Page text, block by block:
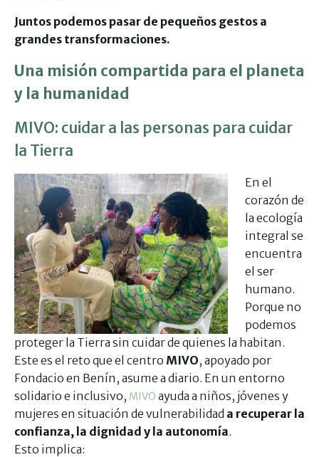
Juntos podemos pasar de pequeños gestos a
grandes transformaciones.
Una misión compartida para el planeta
y la humanidad
MIVO: cuidar a las personas para cuidar
la Tierra
En el
corazón de
la ecología
integral se
encuentra
el ser
humano.
Porque no
podemos
proteger la Tierra sin cuidar de quienes la habitan.
Este es el reto que el centro MIVO, apoyado por
Fondacio en Benín, asume a diario. En un entorno
solidario e inclusivo, MIVO ayuda a niños, jóvenes y
mujeres en situación de vulnerabilidad a recuperar la
confianza, la dignidad y la autonomía.
Esto implica: